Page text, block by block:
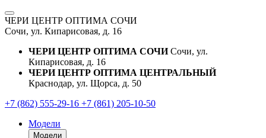
ЧЕРИ ЦЕНТР ОПТИМА СОЧИ
Сочи, ул. Кипарисовая, д. 16
ЧЕРИ ЦЕНТР ОПТИМА СОЧИ Сочи, ул.
Кипарисовая, д. 16
ЧЕРИ ЦЕНТР ОПТИМА ЦЕНТРАЛЬНЫЙ
Краснодар, ул. Щорса, д. 50
+7 (862) 555-29-16 +7 (861) 205-10-50
Модели
Модели